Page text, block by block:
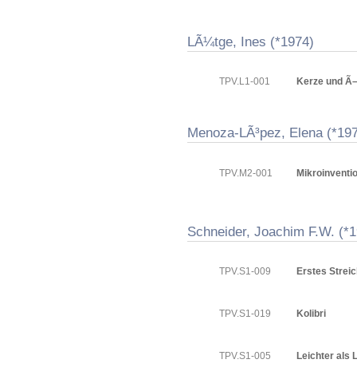
LÃ¼tge, Ines (*1974)
TPV.L1-001 Kerze und
Menoza-LÃ³pez, Elena
TPV.M2-001
Schneider, Joachim F.W.
TPV.S1-009 Erstes
TPV.S1-019 Kolibri
TPV.S1-005 Leichter als